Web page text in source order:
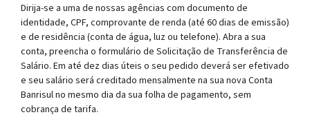
Dirija-se a uma de nossas agências com documento de
identidade, CPF, comprovante de renda (até 60 dias de emissão)
e de residência (conta de água, luz ou telefone). Abra a sua
conta, preencha o formulário de Solicitação de Transferência de
Salário. Em até dez dias úteis o seu pedido deverá ser efetivado
e seu salário será creditado mensalmente na sua nova Conta
Banrisul no mesmo dia da sua folha de pagamento, sem
cobrança de tarifa.